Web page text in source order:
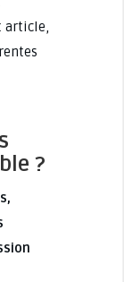
article,
?